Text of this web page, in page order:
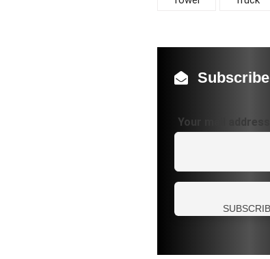
Subscribe
Your mail address*